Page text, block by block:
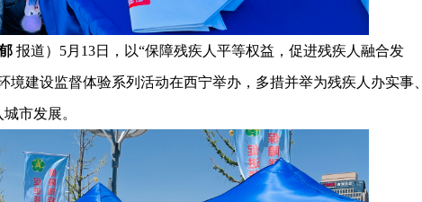
报道）5月13日，以“保障残疾人平等权益，促进残疾人融合发
境建设监督体验系列活动在西宁举办，多措并举为残疾人办实事、
市发展。